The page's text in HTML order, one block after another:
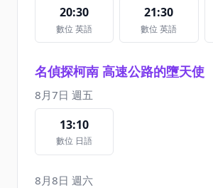
20:30
數位 英語
21:30
數位 英語
名偵探柯南 高速公路的墮天使
8月7日 週五
13:10
數位 日語
8月8日 週六